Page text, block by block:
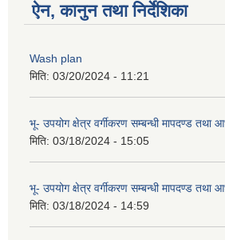
ऐन, कानुन तथा निर्देशिका
Wash plan
मिति: 03/20/2024 - 11:21
भू- उपयोग क्षेत्र वर्गीकरण सम्बन्धी मापदण्ड तथा
मिति: 03/18/2024 - 15:05
भू- उपयोग क्षेत्र वर्गीकरण सम्बन्धी मापदण्ड तथा
मिति: 03/18/2024 - 14:59